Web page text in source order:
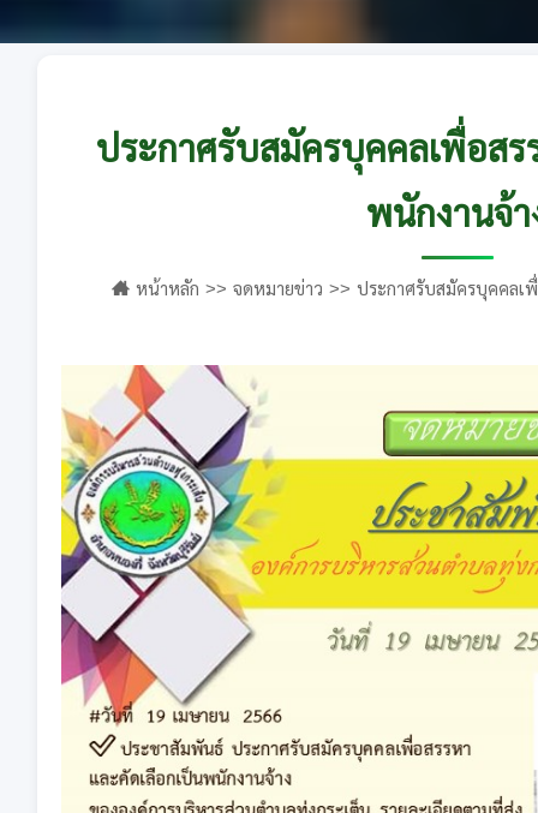
ประกาศรับสมัครบุคคลเพื่อสร
พนักงานจ้า
หน้าหลัก จดหมายข่าว ประกาศรับสมัครบุคคลเ